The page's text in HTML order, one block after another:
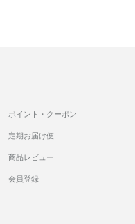
ポイント・クーポン
定期お届け便
商品レビュー
会員登録